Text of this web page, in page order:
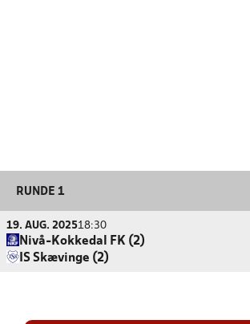
RUNDE 1
19. AUG. 202518:30
Nivå-Kokkedal FK (2)
IS Skævinge (2)